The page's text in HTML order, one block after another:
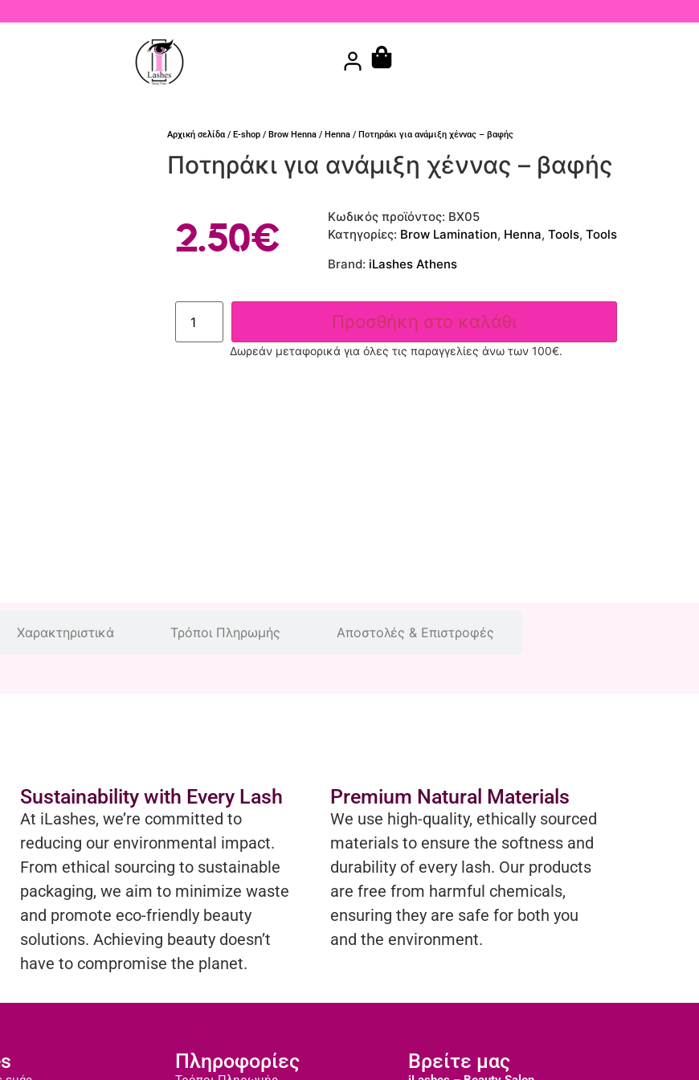
Αρχική σελίδα / E-shop / Brow Henna / Henna / Ποτηράκι για ανάμιξη χέννας – βαφής
Ποτηράκι για ανάμιξη χέννας – βαφής
2.50€ Κωδικός προϊόντος: BX05
Κατηγορίες: Brow Lamination, Henna, Tools, Tools
Brand: iLashes Athens
Προσθήκη στο καλάθι
Δωρεάν μεταφορικά για όλες τις παραγγελίες άνω των 100€.
Χαρακτηριστικά Τρόποι Πληρωμής Αποστολές & Επιστροφές
Sustainability with Every Lash
At iLashes, we’re committed to
reducing our environmental impact.
From ethical sourcing to sustainable
packaging, we aim to minimize waste
and promote eco-friendly beauty
solutions. Achieving beauty doesn’t
have to compromise the planet.
Premium Natural Materials
We use high-quality, ethically sourced
materials to ensure the softness and
durability of every lash. Our products
are free from harmful chemicals,
ensuring they are safe for both you
and the environment.
Πληροφορίες Βρείτε μας